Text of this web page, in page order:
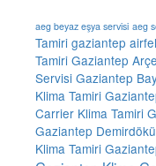
aeg beyaz eşya servisi aeg
Tamiri gaziantep
Tamiri Gaziantep
Servisi Gaziantep
Klima Tamiri
Carrier Klima Tamiri
Gaziantep
Klima Tamiri